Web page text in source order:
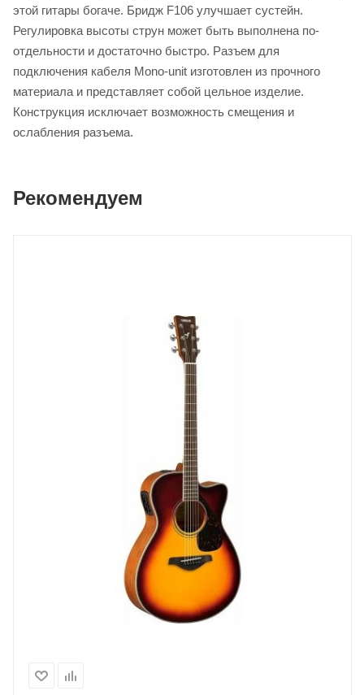
этой гитары богаче. Бридж F106 улучшает сустейн.
Регулировка высоты струн может быть выполнена по-
отдельности и достаточно быстро. Разъем для
подключения кабеля Mono-unit изготовлен из прочного
материала и представляет собой цельное изделие.
Конструкция исключает возможность смещения и
ослабления разъема.
Рекомендуем